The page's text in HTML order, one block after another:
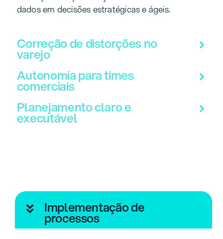
dados em decisões estratégicas e ágeis.
Correção de distorções no
varejo
Autonomia para times
comerciais
Planejamento claro e
executável
Implementação de
processos